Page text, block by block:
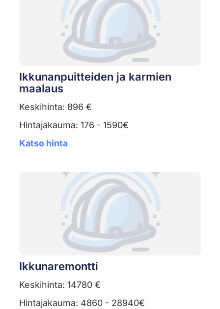
Ikkunanpuitteiden ja karmien
maalaus
Keskihinta: 896 €
Hintajakauma: 176 - 1590€
Katso hinta
Ikkunaremontti
Keskihinta: 14780 €
Hintajakauma: 4860 - 28940€